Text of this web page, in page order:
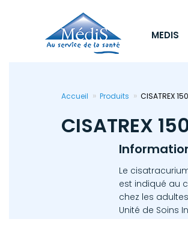
MEDIS
Accueil Produits CISATREX
CISATREX
Le
est indiqué au
chez les
Unité de Soins